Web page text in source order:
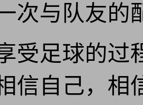
次与队友的
受足球的过
信自己，相